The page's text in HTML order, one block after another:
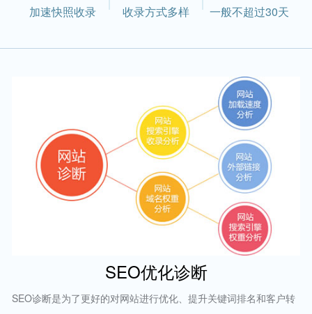
加速快照收录 收录方式多样 一般不超过30天
SEO优化诊断
SEO诊断是为了更好的对网站进行优化、提升关键词排名和客户转